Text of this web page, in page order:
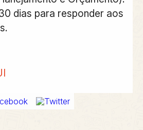
dias para responder aos